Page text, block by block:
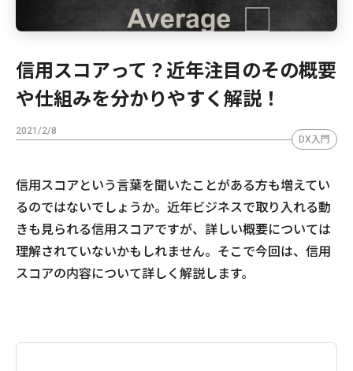
信用スコアって？近年注目のその概要
や仕組みを分かりやすく解説！
2021/2/8
DX入門
信用スコアという言葉を聞いたことがある方も増えてい
るのではないでしょうか。近年ビジネスで取り入れる動
きも見られる信用スコアですが、詳しい概要については
理解されていないかもしれません。そこで今回は、信用
スコアの内容について詳しく解説します。